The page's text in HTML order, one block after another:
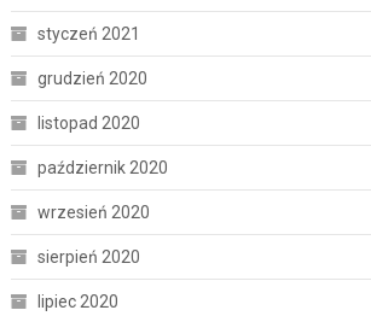
styczeń 2021
grudzień 2020
listopad 2020
październik 2020
wrzesień 2020
sierpień 2020
lipiec 2020